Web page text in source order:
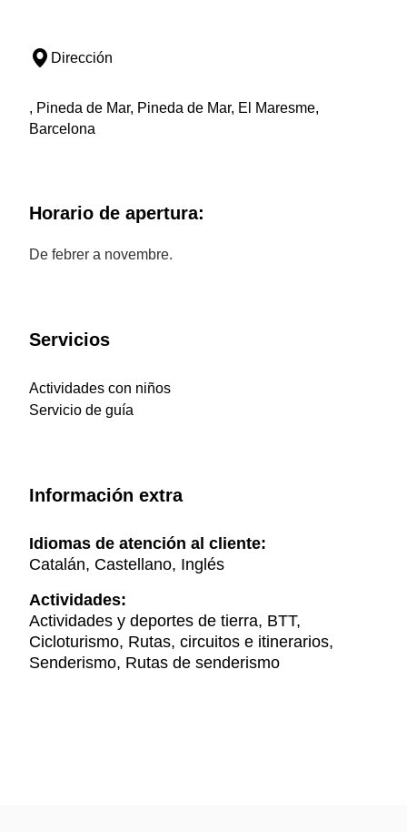
Dirección
, Pineda de Mar, Pineda de Mar, El Maresme,
Barcelona
Horario de apertura:
De febrer a novembre.
Servicios
Actividades con niños
Servicio de guía
Información extra
Idiomas de atención al cliente:
Catalán, Castellano, Inglés
Actividades:
Actividades y deportes de tierra, BTT,
Cicloturismo, Rutas, circuitos e itinerarios,
Senderismo, Rutas de senderismo